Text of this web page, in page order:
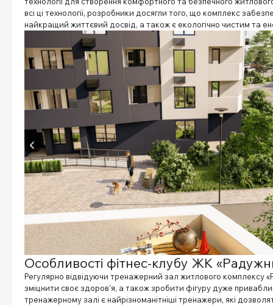
всі ці технології, розробники досягли того, що комплекс
найкращий життєвий досвід, а також є екологічно чистим та
Особливості фітнес-клубу ЖК
Регулярно відвідуючи тренажерний зал житлового комплексу
зміцнити своє здоров’я, а також зробити фігуру дуже
тренажерному залі є найрізноманітніші тренажери, які